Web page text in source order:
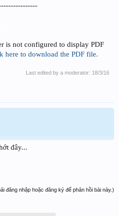
is not configured to display PDF
here to download the PDF file.
Last edited by a moderator: 18/3/16
đây...
đăng nhập hoặc đăng ký để phản hồi bài này.)